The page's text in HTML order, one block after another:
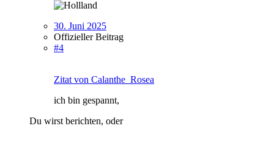
30. Juni 2025
Offizieller Beitrag
#4
Zitat von Calanthe_Rosea
ich bin gespannt,
Du wirst berichten, oder